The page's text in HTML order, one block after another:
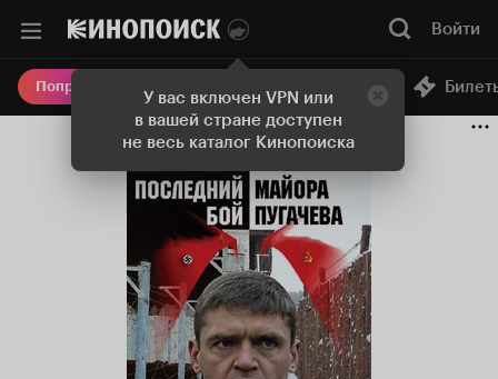
У вас включен VPN или
в вашей стране доступен
не весь каталог Кинопоиска
Войти
Попробовать Плюс Онлайн-кинотеатр